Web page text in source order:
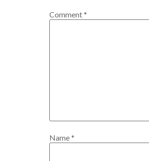
Comment*
Name*